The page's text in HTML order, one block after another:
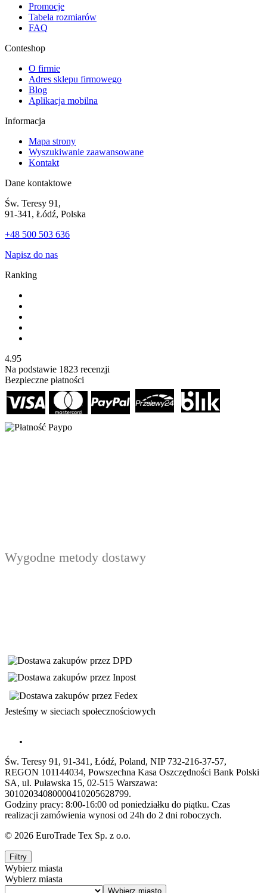
Promocje
Tabela rozmiarów
FAQ
Conteshop
O firmie
Adres sklepu firmowego
Blog
Aplikacja mobilna
Informacja
Mapa strony
Wyszukiwanie zaawansowane
Kontakt
Dane kontaktowe
Św. Teresy 91,
91-341, Łódź, Polska
+48 500 503 636
Napisz do nas
Ranking
4.95
Na podstawie 1823 recenzji
Bezpieczne płatności
Wygodne metody dostawy
Jesteśmy w sieciach społecznościowych
Św. Teresy 91, 91-341, Łódź, Poland, NIP 732-216-37-57,
REGON 101144034, Powszechna Kasa Oszczędności Bank Polski
SA, ul. Puławska 15, 02-515 Warszawa:
30102034080000410205628799.
Godziny pracy: 8:00-16:00 od poniedziałku do piątku. Czas
realizacji zamówienia wynosi od 24h do 2 dni roboczych.
© 2026 EuroTrade Tex Sp. z o.o.
Filtry
Wybierz miasta
Wybierz miasta